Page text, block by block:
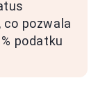
pozwala
podatku